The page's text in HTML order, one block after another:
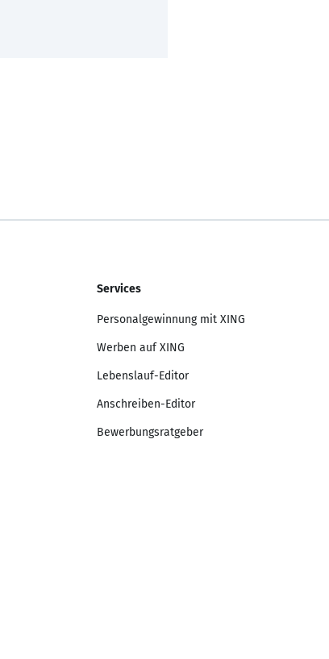
Services
Personalgewinnung mit XING
Werben auf XING
Lebenslauf-Editor
Anschreiben-Editor
Bewerbungsratgeber